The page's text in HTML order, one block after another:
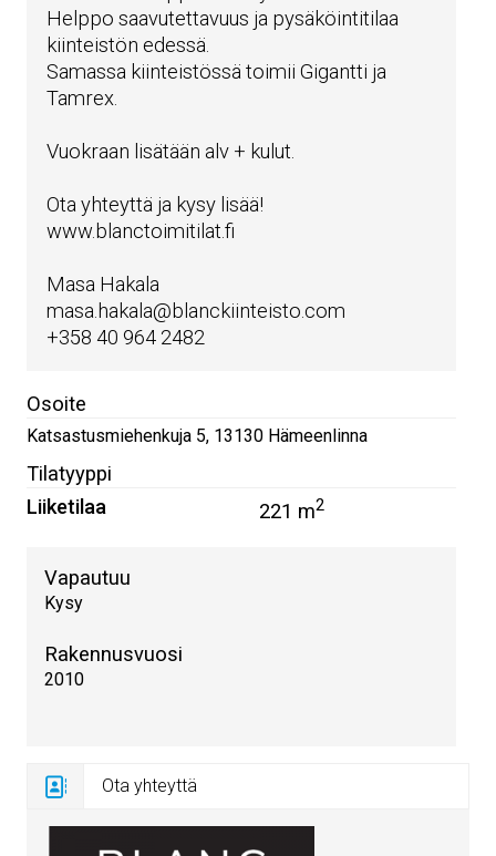
Helppo saavutettavuus ja pysäköintitilaa
kiinteistön edessä.
Samassa kiinteistössä toimii Gigantti ja
Tamrex.
Vuokraan lisätään alv + kulut.
Ota yhteyttä ja kysy lisää!
www.blanctoimitilat.fi
Masa Hakala
masa.hakala@blanckiinteisto.com
+358 40 964 2482
Osoite
Katsastusmiehenkuja 5, 13130 Hämeenlinna
Tilatyyppi
Liiketilaa
221 m2
Vapautuu
Kysy
Rakennusvuosi
2010
Ota yhteyttä